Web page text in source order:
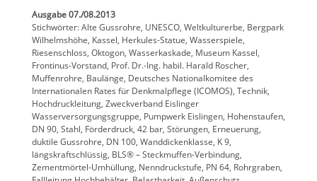
Ausgabe 07./08.2013
Stichwörter: Alte Gussrohre, UNESCO, Weltkulturerbe, Bergpark
Wilhelmshöhe, Kassel, Herkules-Statue, Wasserspiele,
Riesenschloss, Oktogon, Wasserkaskade, Museum Kassel,
Frontinus-Vorstand, Prof. Dr.-Ing. habil. Harald Roscher,
Muffenrohre, Baulänge, Deutsches Nationalkomitee des
Internationalen Rates für Denkmalpflege (ICOMOS), Technik,
Hochdruckleitung, Zweckverband Eislinger
Wasserversorgungsgruppe, Pumpwerk Eislingen, Hohenstaufen,
DN 90, Stahl, Förderdruck, 42 bar, Störungen, Erneuerung,
duktile Gussrohre, DN 100, Wanddickenklasse, K 9,
längskraftschlüssig, BLS® – Steckmuffen-Verbindung,
Zementmörtel-Umhüllung, Nenndruckstufe, PN 64, Rohrgraben,